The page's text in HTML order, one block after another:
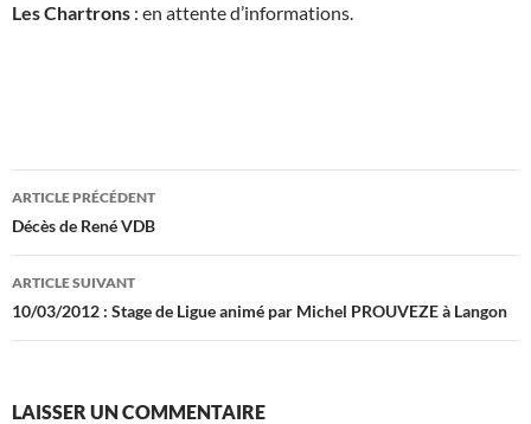
Les Chartrons : en attente d’informations.
Navigation
des
articles
ARTICLE PRÉCÉDENT
Décès de René VDB
ARTICLE SUIVANT
10/03/2012 : Stage de Ligue animé par Michel PROUVEZE à Langon
LAISSER UN COMMENTAIRE